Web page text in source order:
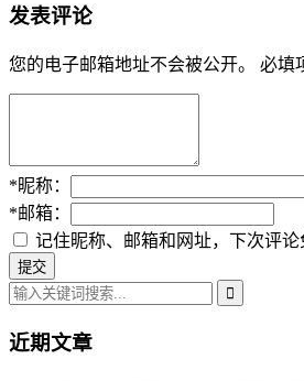
发表评论
您的电子邮箱地址不会被公开。 必填
*昵称：
*邮箱：
记住昵称、邮箱和网址，下次评论
近期文章